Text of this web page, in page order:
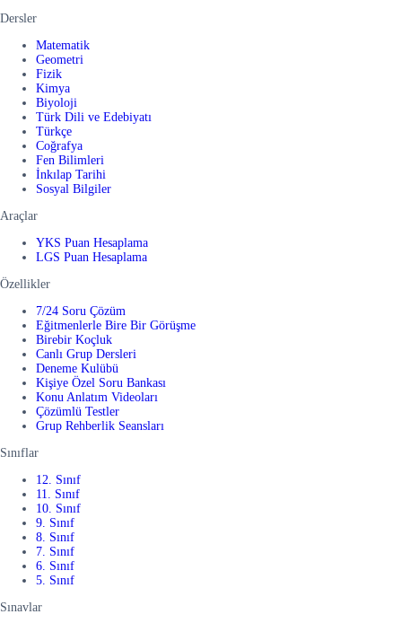
Dersler
Matematik
Geometri
Fizik
Kimya
Biyoloji
Türk Dili ve Edebiyatı
Türkçe
Coğrafya
Fen Bilimleri
İnkılap Tarihi
Sosyal Bilgiler
Araçlar
YKS Puan Hesaplama
LGS Puan Hesaplama
Özellikler
7/24 Soru Çözüm
Eğitmenlerle Bire Bir Görüşme
Birebir Koçluk
Canlı Grup Dersleri
Deneme Kulübü
Kişiye Özel Soru Bankası
Konu Anlatım Videoları
Çözümlü Testler
Grup Rehberlik Seansları
Sınıflar
12. Sınıf
11. Sınıf
10. Sınıf
9. Sınıf
8. Sınıf
7. Sınıf
6. Sınıf
5. Sınıf
Sınavlar